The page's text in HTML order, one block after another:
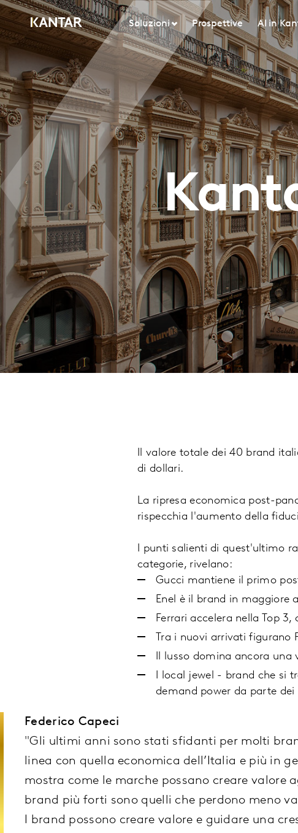
Soluzioni Prospettive AI in
Il valore totale dei 40 brand
di dollari.
La ripresa economica post-
rispecchia l'aumento della
I punti salienti di quest'ultimo
categorie, rivelano:
Gucci mantiene il primo
Enel è il brand in maggiore
Ferrari accelera nella Top
Tra i nuovi arrivati figurano
Il lusso domina ancora una
I local jewel - brand che si
demand power da parte
Federico Capeci
"Gli ultimi anni sono stati sfidanti per molti
linea con quella economica dell’Italia e più in
mostra come le marche possano creare valore
brand più forti sono quelli che perdono meno
I brand possono creare valore e guidare una